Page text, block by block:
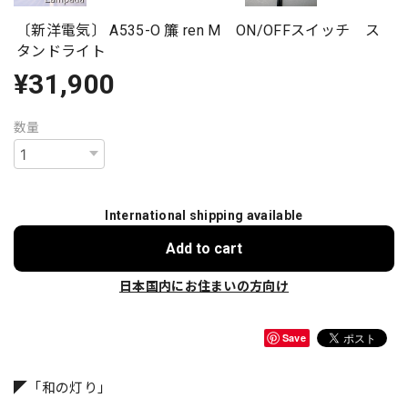
〔新洋電気〕 A535-O 簾 ren M ON/OFFスイッチ ス
タンドライト
¥31,900
数量
International shipping available
Add to cart
日本国内にお住まいの方向け
Save
◤「和の灯り」